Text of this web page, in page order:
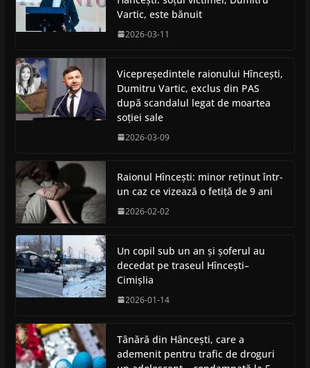
Vartic, este bănuit
2026-03-11
Vicepreședintele raionului Hîncești,
Dumitru Vartic, exclus din PAS
după scandalul legat de moartea
soției sale
2026-03-09
Raionul Hîncești: minor reținut într-
un caz ce vizează o fetiță de 9 ani
2026-02-02
Un copil sub un an și șoferul au
decedat pe traseul Hîncești–
Cimișlia
2026-01-14
Tânără din Hâncești, care a
ademenit pentru trafic de droguri